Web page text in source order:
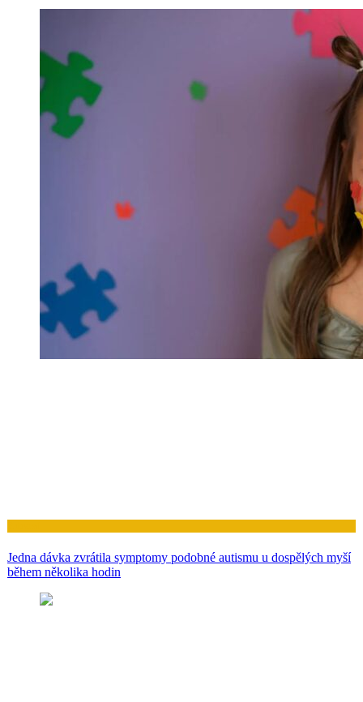
Jedna dávka zvrátila symptomy podobné autismu u dospělých myší
během několika hodin